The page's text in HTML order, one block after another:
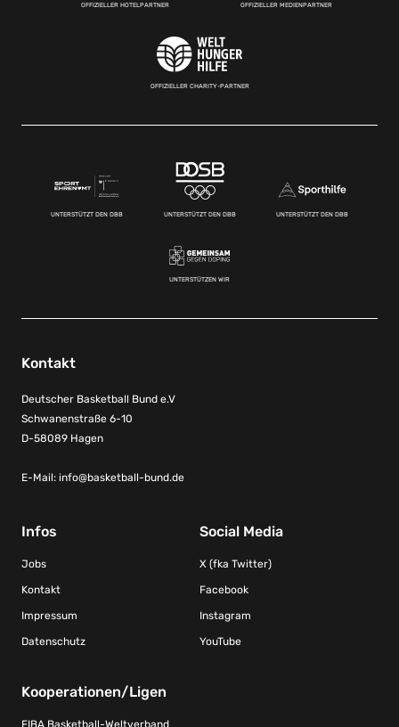
OFFIZIELLER HOTELPARTNER OFFIZIELLER MEDIENPARTNER
OFFIZIELLER CHARITY-PARTNER
UNTERSTÜTZT DEN DBB UNTERSTÜTZT DEN DBB UNTERSTÜTZT DEN DBB
UNTERSTÜTZEN WIR
Kontakt
Deutscher Basketball Bund e.V
Schwanenstraße 6-10
D-58089 Hagen
E-Mail: info@basketball-bund.de
Infos
Jobs
Kontakt
Impressum
Datenschutz
Social Media
X (fka Twitter)
Facebook
Instagram
YouTube
Kooperationen/Ligen
FIBA Basketball-Weltverband